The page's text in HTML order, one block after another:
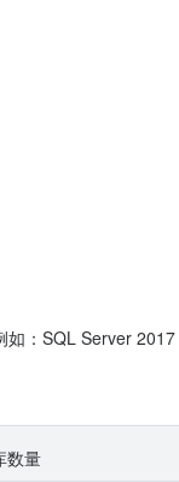
如：SQL Server 2017
数量